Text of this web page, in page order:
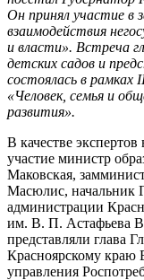
Он принял участие в
взаимодействия
и власти». Встреча
детских садов и
состоялась в рамках
«Человек, семья и
развития».
В качестве экспертов
участие министр
Маковская,
Масюлис, начальник
администрации
им. В. П. Астафьева
представляли глава
Красноярскому краю
управления